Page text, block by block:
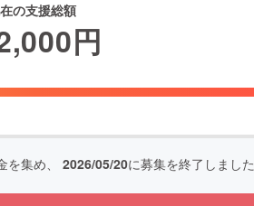
の支援総額
円
を集め、 2026/05/20に募集を終了しました